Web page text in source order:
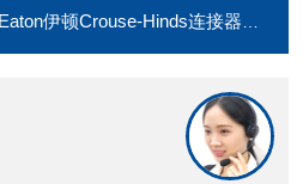
顿Crouse-Hinds连接器plug E1049-201 796A